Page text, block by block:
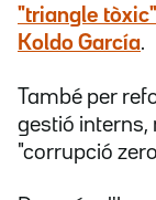
"triangle
Koldo García.
També per
gestió interns,
"corrupció